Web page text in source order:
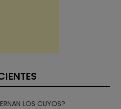
LOS CUYOS?